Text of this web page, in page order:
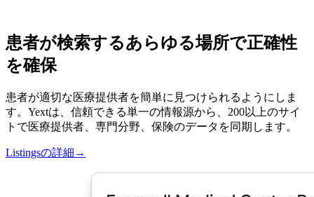
患者が検索するあらゆる場所で正確性
を確保
患者が適切な医療提供者を簡単に見つけられるようにしま
す。Yextは、信頼できる単一の情報源から、200以上のサイ
トで医療提供者、専門分野、保険のデータを同期します。
Listingsの詳細 →